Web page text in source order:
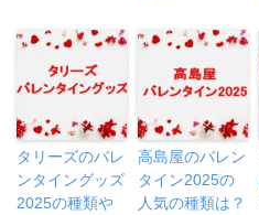
タリーズのバレ
ンタイングッズ
2025の種類や
高島屋のバレン
タイン2025の
人気の種類は？